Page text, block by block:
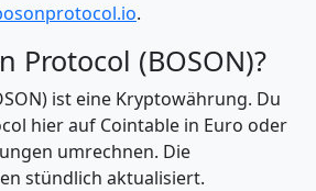
.
Protocol (BOSON)?
ist eine Kryptowährung. Du
hier auf Cointable in Euro oder
umrechnen. Die
stündlich aktualisiert.